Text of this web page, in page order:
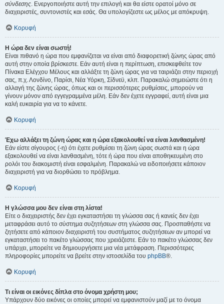
σύνδεσης. Ενεργοποιήστε αυτή την επιλογή και θα είστε ορατοί μόνο σε
διαχειριστές, συντονιστές και εσάς. Θα υπολογίζεστε ως μέλος με απόκρυψη.
Κορυφή
Η ώρα δεν είναι σωστή!
Είναι πιθανό η ώρα που εμφανίζεται να είναι από διαφορετική ζώνης ώρας από
αυτή στην οποία βρίσκεστε. Εάν αυτή είναι η περίπτωση, επισκεφθείτε τον
Πίνακα Ελέγχου Μέλους και αλλάξτε τη ζώνη ώρας για να ταιριάζει στην περιοχή
σας, π.χ. Λονδίνο, Παρίσι, Νέα Υόρκη, Σίδνεϋ, κλπ. Παρακαλώ σημειώστε ότι η
αλλαγή της ζώνης ώρας, όπως και οι περισσότερες ρυθμίσεις, μπορούν να
γίνουν μόνον από εγγεγραμμένα μέλη. Εάν δεν έχετε εγγραφεί, αυτή είναι μια
καλή ευκαιρία για να το κάνετε.
Κορυφή
Έχω αλλάξει τη ζώνη ώρας και η ώρα εξακολουθεί να είναι λανθασμένη!
Εάν είστε σίγουρος (-η) ότι έχετε ρυθμίσει τη ζώνη ώρας σωστά και η ώρα
εξακολουθεί να είναι λανθασμένη, τότε ή ώρα που είναι αποθηκευμένη στο
ρολόι του διακομιστή είναι εσφαλμένη. Παρακαλώ να ειδοποιήσετε κάποιον
διαχειριστή για να διορθώσει το πρόβλημα.
Κορυφή
Η γλώσσα μου δεν είναι στη λίστα!
Είτε ο διαχειριστής δεν έχει εγκαταστήσει τη γλώσσα σας ή κανείς δεν έχει
μεταφράσει αυτό το σύστημα συζητήσεων στη γλώσσα σας. Προσπαθήστε να
ζητήσετε από κάποιον διαχειριστή του συστήματος συζητήσεων αν μπορεί να
εγκαταστήσει το πακέτο γλώσσας που χρειάζεστε. Εάν το πακέτο γλώσσας δεν
υπάρχει, μπορείτε να δημιουργήσετε μια νέα μετάφραση. Περισσότερες
πληροφορίες μπορείτε να βρείτε στην ιστοσελίδα του phpBB®.
Κορυφή
Τι είναι οι εικόνες δίπλα στο όνομα χρήστη μου;
Υπάρχουν δύο εικόνες οι οποίες μπορεί να εμφανιστούν μαζί με το όνομα